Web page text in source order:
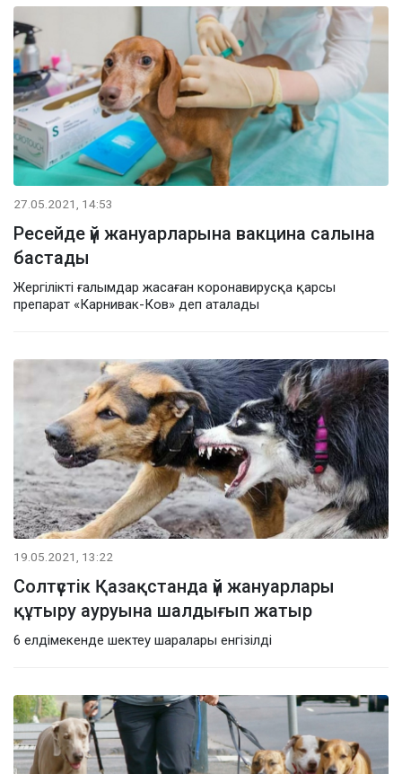
27.05.2021, 14:53
Ресейде үй жануарларына вакцина салына
бастады
Жергілікті ғалымдар жасаған коронавирусқа қарсы
препарат «Карнивак-Ков» деп аталады
19.05.2021, 13:22
Солтүстік Қазақстанда үй жануарлары
құтыру ауруына шалдығып жатыр
6 елдімекенде шектеу шаралары енгізілді